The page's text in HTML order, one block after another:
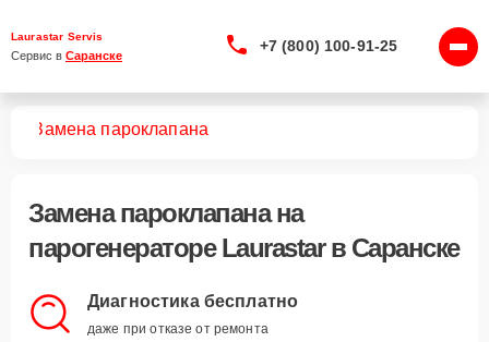
Laurastar Servis
Сервис в Саранске
+7 (800) 100-91-25
Замена пароклапана
Замена пароклапанана
парогенераторе Laurastar в Саранске
Диагностика бесплатно
даже при отказе от ремонта